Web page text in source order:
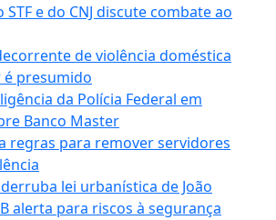
e do CNJ discute combate ao
de violência doméstica
presumido
da Polícia Federal em
Banco Master
regras para remover servidores
lei urbanística de João
alerta para riscos à segurança